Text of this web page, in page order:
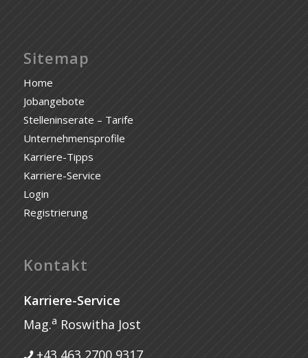
Sitemap
Home
Jobangebote
Stelleninserate – Tarife
Unternehmensprofile
Karriere-Tipps
Karriere-Service
Login
Registrierung
Kontakt
Karriere-Service
Mag.a Roswitha Jost